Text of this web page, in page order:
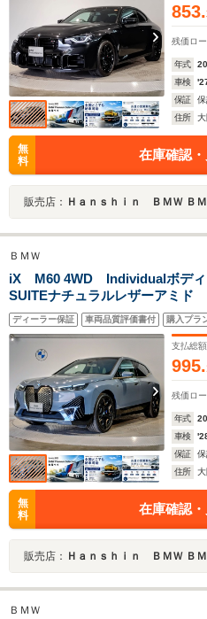
853.
残価ロ
年式
車検
保証
住所
無
料
在庫確認
販売店： Ｈａｎｓｈｉｎ ＢＭＷ ＢＭＷ Ｐｒｅ
ＢＭＷ
iX M60 4WD Individualボデ
SUITEナチュラルレザーアミ
22インチAW ベンチレーション
ト スカイラウンジサンルーフ
クティブステアリング
ディーラー保証 車両品質評価書付 購入プラ
支払総額
995.
残価ロ
年式
車検
保証
住所
無
料
在庫確認
販売店： Ｈａｎｓｈｉｎ ＢＭＷ ＢＭＷ Ｐｒｅ
ＢＭＷ